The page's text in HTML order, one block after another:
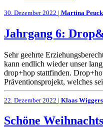
30. Dezember 2022 | Martina
Jahrgang 6:
Sehr geehrte
kann endlich wieder unser
drop+hop stattfinden.
Präventionsprojekt, welches
22. Dezember 2022 | Klaas Wiggers
Schöne